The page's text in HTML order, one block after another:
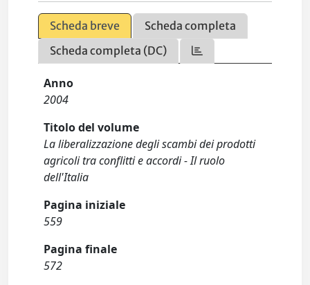
Scheda breve
Scheda completa
Scheda completa (DC)
Anno
2004
Titolo del volume
La liberalizzazione degli scambi dei prodotti
agricoli tra conflitti e accordi - Il ruolo
dell'Italia
Pagina iniziale
559
Pagina finale
572